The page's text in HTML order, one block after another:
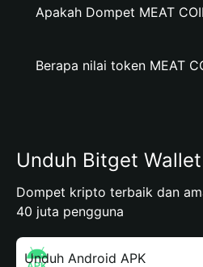
Apakah Dompet MEAT
Berapa nilai token MEAT
Unduh Bitget
Dompet kripto terbaik dan
40 juta pengguna
Unduh Android APK